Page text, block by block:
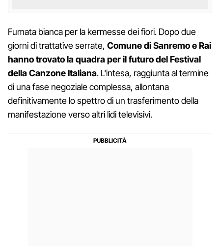
Fumata bianca per la kermesse dei fiori. Dopo due
giorni di trattative serrate, Comune di Sanremo e Rai
hanno trovato la quadra per il futuro del Festival
della Canzone Italiana. L'intesa, raggiunta al termine
di una fase negoziale complessa, allontana
definitivamente lo spettro di un trasferimento della
manifestazione verso altri lidi televisivi.